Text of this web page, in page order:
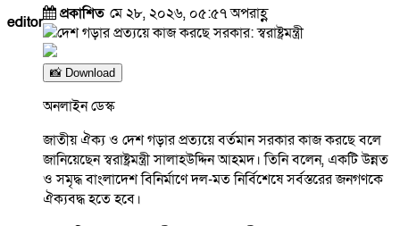
editor প্রকাশিত মে ২৮, ২০২৬, ০৫:৫৭ অপরাহ্ণ
📸 Download
অনলাইন ডেস্ক
জাতীয় ঐক্য ও দেশ গড়ার প্রত্যয়ে বর্তমান সরকার কাজ করছে বলে
জানিয়েছেন স্বরাষ্ট্রমন্ত্রী সালাহউদ্দিন আহমদ। তিনি বলেন, একটি উন্নত
ও সমৃদ্ধ বাংলাদেশ বিনির্মাণে দল-মত নির্বিশেষে সর্বস্তরের জনগণকে
ঐক্যবদ্ধ হতে হবে।